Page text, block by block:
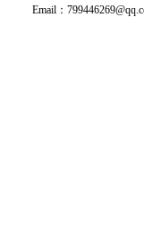
c、采用稀释剂清洗，这种
Email：